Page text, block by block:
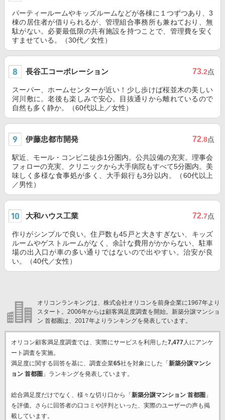
パーティールームやキッズルームなどが各棟に１つずつあり、3
棟の居住者が借りられるが、管理組合事務所も兼ねており、無
駄がない。必要最低限の共有施設を持つことで、管理費を安く
すませている。（30代／女性）
長谷工コーポレーション 73.2点
スーパー、ホームセンターが近い！少し歩けば桜並木の美しい
河川敷に。老後も楽しみで安心。目抜通りから離れているので
自然も多く静か。（60代以上／女性）
伊藤忠都市開発 72.8点
駅近、モール・コンビニ徒歩1分圏内。公共設備の充実。理事会
フォローの充実、クリニックから大手病院もすべて5分圏内。美
味しく多様な食事処が多く、大手銀行も3分以内。（60代以上
／男性）
大和ハウス工業 72.7点
作りがシンプルで良い。住戸数も45戸と大きすぎない、キッズ
ルームやゲストルームがなく、余計な費用がかからない、駐車
場の出入口が車の多い通りではないので出やすい。治安が良
い。（40代／女性）
オリコンランキングは、株式会社オリコンを前身企業に1967年より
スタート。2006年からは顧客満足度調査を開始。新築分譲マンショ
ン 首都圏は、2017年よりランキングを発表しています。
オリコン顧客満足度調査では、実際にサービスを利用した7,477人にアンケ
ート調査を実施。
満足度に関する回答を基に、調査企業65社を対象にした「 新築分譲マンシ
ョン 首都圏 」ランキングを発表しています。
総合満足度だけでなく、様々な切り口から「 新築分譲マンション 首都圏 」
を評価。さらに回答者の口コミや評判といった、実際のユーザーの声も掲
載しています。